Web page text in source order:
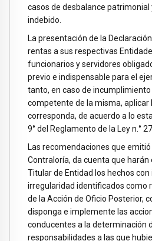
casos de desbalance
indebido.
La presentación de la
rentas a sus respectivas
funcionarios y servidores
previo e indispensable para el
tanto, en caso de
competente de la misma, aplicar
corresponda, de acuerdo a lo
9° del Reglamento de la Ley n.°
Las recomendaciones que
Contraloría, da cuenta que harán
Titular de Entidad los hechos con
irregularidad identificados como
de la Acción de Oficio Posterior,
disponga e implemente las
conducentes a la determinación
responsabilidades a las que